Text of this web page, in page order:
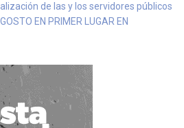
de las y los servidores públicos
EN PRIMER LUGAR EN